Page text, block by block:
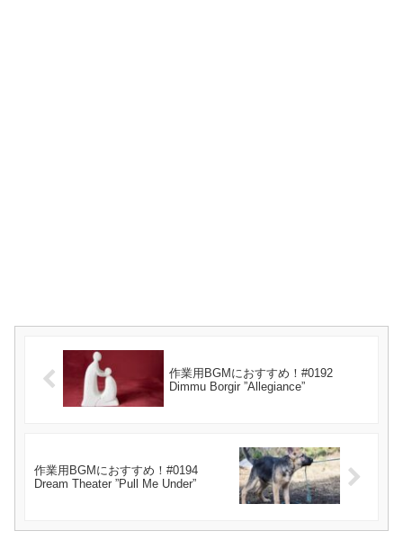
作業用BGMにおすすめ！#0192
Dimmu Borgir ”Allegiance”
作業用BGMにおすすめ！#0194
Dream Theater ”Pull Me Under”